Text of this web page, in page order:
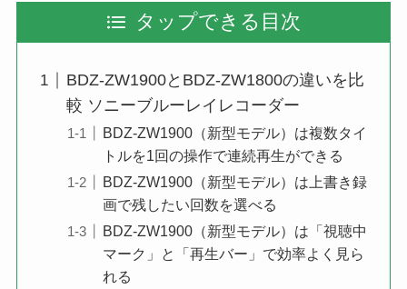
タップできる目次
BDZ-ZW1900とBDZ-ZW1800の違いを比
較 ソニーブルーレイレコーダー
BDZ-ZW1900（新型モデル）は複数タイ
トルを1回の操作で連続再生ができる
BDZ-ZW1900（新型モデル）は上書き録
画で残したい回数を選べる
BDZ-ZW1900（新型モデル）は「視聴中
マーク」と「再生バー」で効率よく見ら
れる